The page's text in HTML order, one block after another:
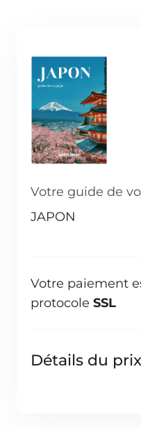
Votre guide de
JAPON
Votre paiement
protocole SSL
Détails du prix